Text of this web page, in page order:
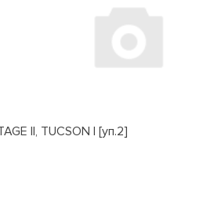
II, TUCSON I [уп.2]